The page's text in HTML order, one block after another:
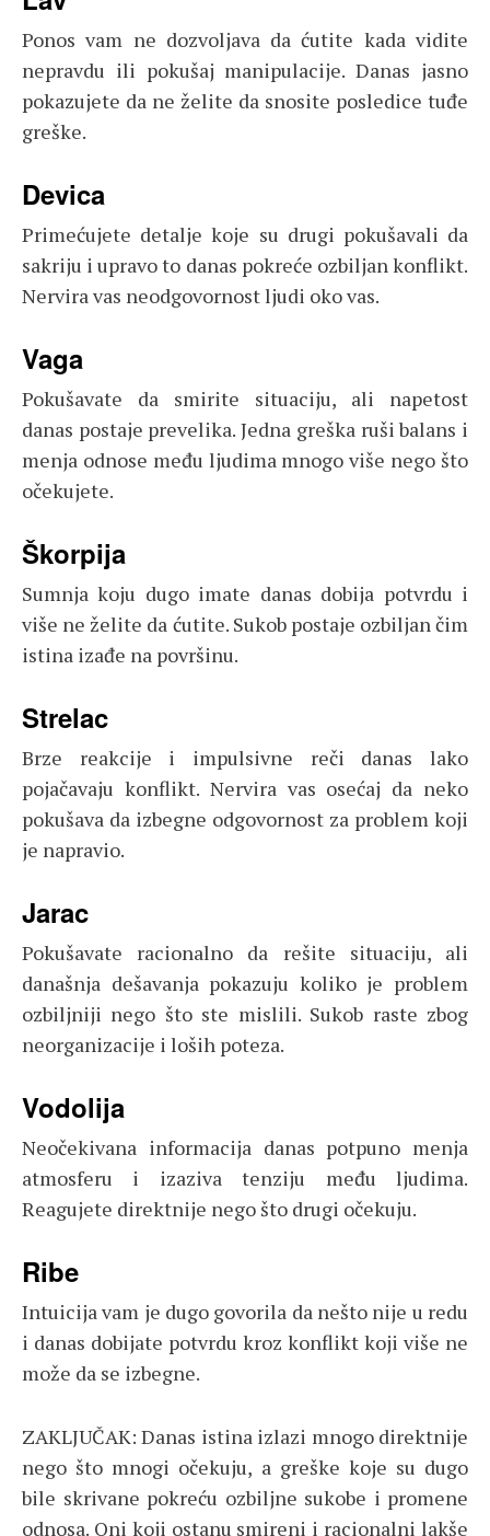
Ponos vam ne dozvoljava da ćutite kada vidite
nepravdu ili pokušaj manipulacije. Danas jasno
pokazujete da ne želite da snosite posledice tuđe
greške.
Devica
Primećujete detalje koje su drugi pokušavali da
sakriju i upravo to danas pokreće ozbiljan konflikt.
Nervira vas neodgovornost ljudi oko vas.
Vaga
Pokušavate da smirite situaciju, ali napetost
danas postaje prevelika. Jedna greška ruši balans i
menja odnose među ljudima mnogo više nego što
očekujete.
Škorpija
Sumnja koju dugo imate danas dobija potvrdu i
više ne želite da ćutite. Sukob postaje ozbiljan čim
istina izađe na površinu.
Strelac
Brze reakcije i impulsivne reči danas lako
pojačavaju konflikt. Nervira vas osećaj da neko
pokušava da izbegne odgovornost za problem koji
je napravio.
Jarac
Pokušavate racionalno da rešite situaciju, ali
današnja dešavanja pokazuju koliko je problem
ozbiljniji nego što ste mislili. Sukob raste zbog
neorganizacije i loših poteza.
Vodolija
Neočekivana informacija danas potpuno menja
atmosferu i izaziva tenziju među ljudima.
Reagujete direktnije nego što drugi očekuju.
Ribe
Intuicija vam je dugo govorila da nešto nije u redu
i danas dobijate potvrdu kroz konflikt koji više ne
može da se izbegne.
ZAKLJUČAK: Danas istina izlazi mnogo direktnije
nego što mnogi očekuju, a greške koje su dugo
bile skrivane pokreću ozbiljne sukobe i promene
odnosa. Oni koji ostanu smireni i racionalni lakše